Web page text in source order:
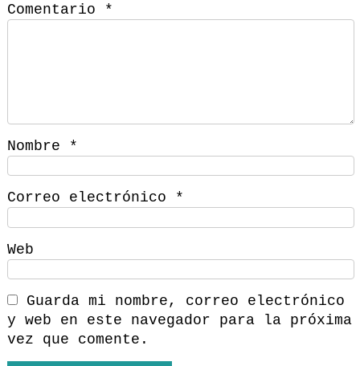
Comentario
*
Nombre *
Correo electrónico *
Web
Guarda mi nombre, correo electrónico
y web en este navegador para la próxima
vez que comente.